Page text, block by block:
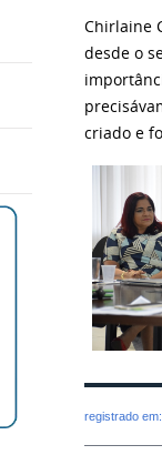
Chirlaine
desde o
criado e
registrado em: